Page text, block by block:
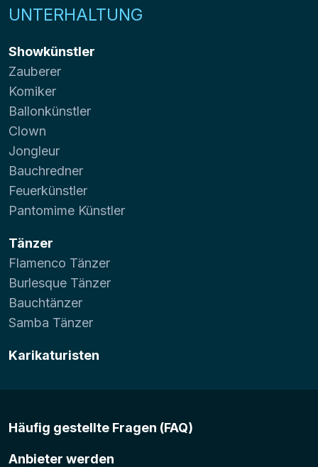
UNTERHALTUNG
Showkünstler
Zauberer
Komiker
Ballonkünstler
Clown
Jongleur
Bauchredner
Feuerkünstler
Pantomime Künstler
Tänzer
Flamenco Tänzer
Burlesque Tänzer
Bauchtänzer
Samba Tänzer
Karikaturisten
Häufig gestellte Fragen (FAQ)
Anbieter werden